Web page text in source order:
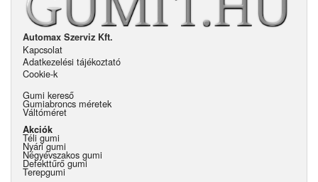
Automax Szerviz Kft.
Kapcsolat
Adatkezelési tájékoztató
Cookie-k
Gumi kereső
Gumiabroncs méretek
Váltóméret
Akciók
Téli gumi
Nyári gumi
Négyévszakos gumi
Defekttűrő gumi
Terepgumi